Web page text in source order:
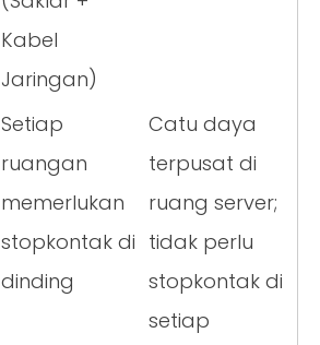
Kabel
Jaringan)
Setiap
ruangan
memerlukan
stopkontak di
dinding
Catu daya
terpusat di
ruang server;
tidak perlu
stopkontak di
setiap